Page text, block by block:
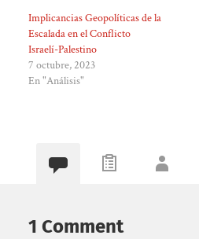
Implicancias Geopolíticas de la
Escalada en el Conflicto
Israelí-Palestino
7 octubre, 2023
En "Análisis"
1 Comment